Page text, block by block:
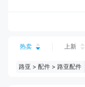
台钓仕挂
钓鱼伞
热卖 上新
路亚 > 配件 > 路亚配件